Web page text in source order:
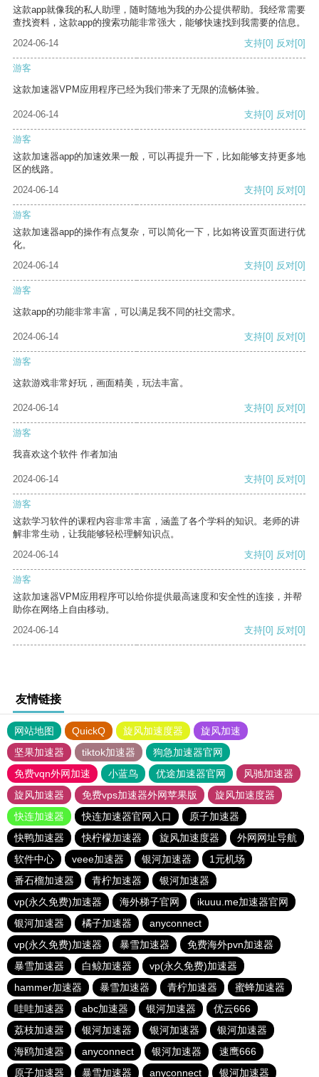
这款app就像我的私人助理，随时随地为我的办公提供帮助。我经常需要
查找资料，这款app的搜索功能非常强大，能够快速找到我需要的信息。
2024-06-14
支持[0] 反对[0]
游客
这款加速器VPM应用程序已经为我们带来了无限的流畅体验。
2024-06-14 支持[0] 反对[0]
游客
这款加速器app的加速效果一般，可以再提升一下，比如能够支持更多地
区的线路。
2024-06-14
支持[0] 反对[0]
游客
这款加速器app的操作有点复杂，可以简化一下，比如将设置页面进行优
化。
2024-06-14
支持[0] 反对[0]
游客
这款app的功能非常丰富，可以满足我不同的社交需求。
2024-06-14 支持[0] 反对[0]
游客
这款游戏非常好玩，画面精美，玩法丰富。
2024-06-14 支持[0] 反对[0]
游客
我喜欢这个软件 作者加油
2024-06-14 支持[0] 反对[0]
游客
这款学习软件的课程内容非常丰富，涵盖了各个学科的知识。老师的讲
解非常生动，让我能够轻松理解知识点。
2024-06-14
支持[0] 反对[0]
游客
这款加速器VPM应用程序可以给你提供最高速度和安全性的连接，并帮
助你在网络上自由移动。
2024-06-14
支持[0] 反对[0]
友情链接
网站地图 QuickQ 旋风加速度器
旋风加速
坚果加速器
tiktok加速器
狗急加速器官网
免费vqn外网加速
小蓝鸟 优途加速器官网
风驰加速器
旋风加速器
免费vps加速器外网苹果版
旋风加速度器
快连加速器
快连加速器官网入口
原子加速器
快鸭加速器
快柠檬加速器 旋风加速度器
外网网址导航
软件中心
veee加速器 银河加速器
1元机场
番石榴加速器
青柠加速器
银河加速器
vp(永久免费)加速器
海外梯子官网
ikuuu.me加速器官网
银河加速器
橘子加速器
anyconnect
vp(永久免费)加速器
暴雪加速器
免费海外pvn加速器
暴雪加速器
白鲸加速器
vp(永久免费)加速器
hammer加速器
暴雪加速器 青柠加速器
蜜蜂加速器
哇哇加速器
abc加速器 银河加速器
优云666
荔枝加速器
银河加速器 银河加速器
银河加速器
海鸥加速器
anyconnect 银河加速器
速鹰666
原子加速器
暴雪加速器 anyconnect 银河加速器